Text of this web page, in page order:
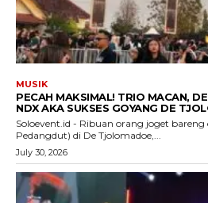
MUSIK
PECAH MAKSIMAL! TRIO MACAN,
NDX AKA SUKSES GOYANG DE
Soloevent.id - Ribuan orang joget bareng
Pedangdut) di De Tjolomadoe,...
July 30, 2026